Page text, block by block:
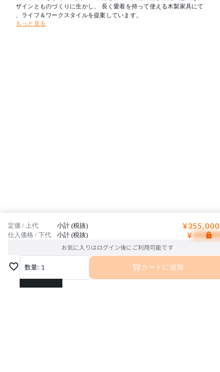
ザインとものづくりに生かし、 長く愛着を持って使える木製家具にて
、ライフ＆ワークスタイルを提案しています。
もっと見る
定価 / 上代 小計 (税抜)
仕入価格 / 下代 小計 (税抜) ¥
お気に入りはログイン後にご利用可能です
数量: 1
1
カートに追加